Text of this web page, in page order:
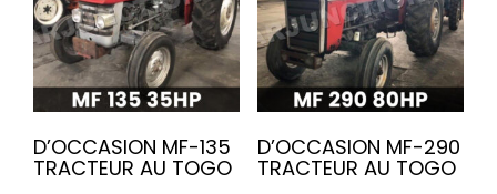
D’OCCASION MF-135
TRACTEUR AU TOGO
D’OCCASION MF-290
TRACTEUR AU TOGO